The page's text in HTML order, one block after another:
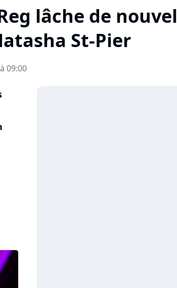
lâche de
St-Pier
09:00